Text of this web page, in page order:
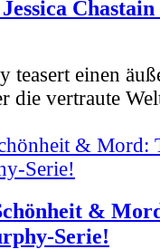
einen
die vertraute
&
Serie!